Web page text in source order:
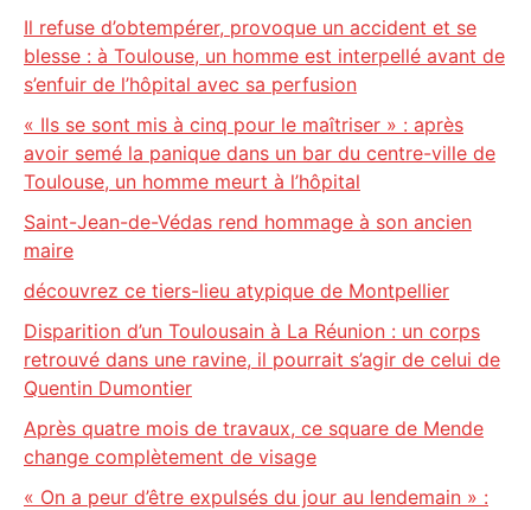
Il refuse d’obtempérer, provoque un accident et se
blesse : à Toulouse, un homme est interpellé avant de
s’enfuir de l’hôpital avec sa perfusion
« Ils se sont mis à cinq pour le maîtriser » : après
avoir semé la panique dans un bar du centre-ville de
Toulouse, un homme meurt à l’hôpital
Saint-Jean-de-Védas rend hommage à son ancien
maire
découvrez ce tiers-lieu atypique de Montpellier
Disparition d’un Toulousain à La Réunion : un corps
retrouvé dans une ravine, il pourrait s’agir de celui de
Quentin Dumontier
Après quatre mois de travaux, ce square de Mende
change complètement de visage
« On a peur d’être expulsés du jour au lendemain » :